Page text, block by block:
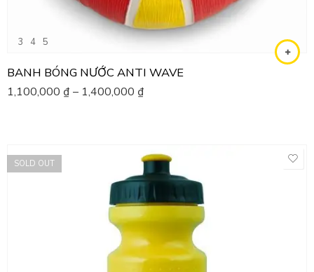
3 4 5
BANH BÓNG NƯỚC ANTI WAVE
1,100,000 ₫ – 1,400,000 ₫
SOLD OUT